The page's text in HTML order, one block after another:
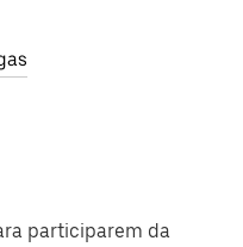
participarem da